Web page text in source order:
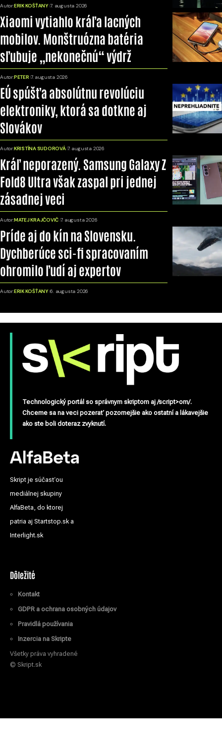
Autor:ERIK KOŠŤANY 7. augusta 2026
Xiaomi vytiahlo kráľa lacných
mobilov. Monštruózna batéria
sľubuje „nekonečnú“ výdrž
Autor:PETER 7. augusta 2026
EÚ spúšťa absolútnu revolúciu
elektroniky, ktorá sa dotkne aj
Slovákov
Autor:KRISTÍNA SUDOROVÁ 7. augusta 2026
Kráľ neporazený. Samsung Galaxy Z
Fold8 Ultra však zaspal pri jednej
zásadnej veci
Autor:MATEJ KRAJČOVIČ 7. augusta 2026
Príde aj do kín na Slovensku.
Dychberúce sci-fi spracovaním
ohromilo ľudí aj expertov
Autor:ERIK KOŠŤANY 6. augusta 2026
Technologický portál so správnym skriptom aj /script>om/.
Chceme sa na veci pozerať pozornejšie ako ostatní a lákavejšie
ako ste boli doteraz zvyknutí.
Skript je súčasťou
mediálnej skupiny
AlfaBeta, do ktorej
patria aj Startstop.sk a
Interlight.sk
Dôležité
Kontakt
GDPR a ochrana osobných údajov
Pravidlá používania
Inzercia na Skripte
Všetky práva vyhradené
© Skript.sk